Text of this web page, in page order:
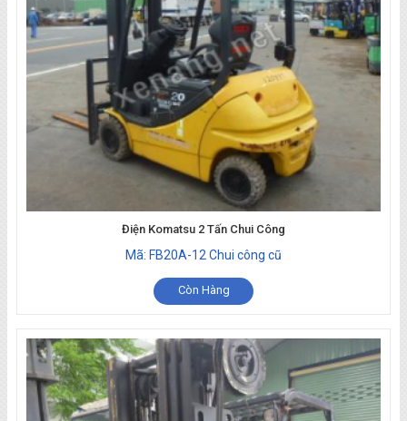
Điện Komatsu 2 Tấn Chui Công
Mã: FB20A-12 Chui công cũ
Còn Hàng